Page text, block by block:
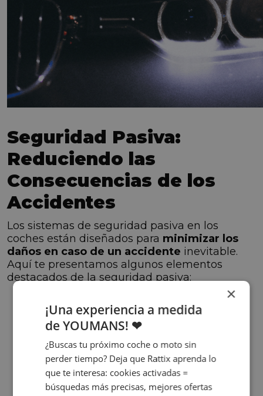
Seguridad Pasiva:
Reduciendo las
Consecuencias de los
Accidentes
Los sistemas de seguridad pasiva en los
coches están diseñados para minimizar los
daños en caso de un accidente inevitable.
Aquí te presentamos algunos elementos
destacados de la seguridad pasiva:
Cinturón de Seguridad
El cinturón de seguridad es esencial para
protegerte en caso de impacto
un mecanismo que evita que el cuerpo
salga despedido, reduciendo así las
posibles lesiones.
×
¡Una experiencia a medida
de YOUMANS! ❤
¿Buscas tu próximo coche o moto sin
perder tiempo? Deja que Rattix aprenda lo
que te interesa: cookies activadas =
búsquedas más precisas, mejores ofertas